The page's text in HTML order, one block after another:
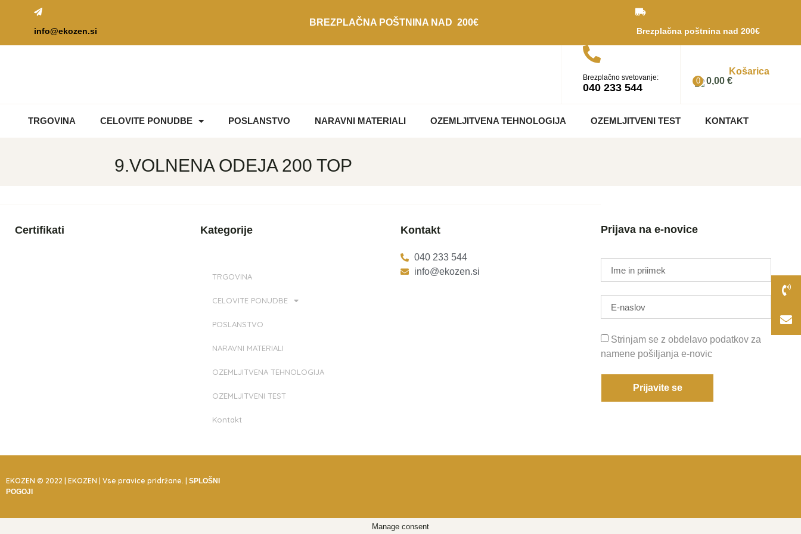
info@ekozen.si
BREZPLAČNA POŠTNINA NAD 200€
Brezplačna poštnina nad 200€
Brezplačno svetovanje:
040 233 544
Košarica
0 0,00€
TRGOVINA CELOVITE PONUDBE POSLANSTVO NARAVNI MATERIALI OZEMLJITVENA TEHNOLOGIJA OZEMLJITVENI TEST KONTAKT
9.VOLNENA ODEJA 200 TOP
Certifikati Kategorije
TRGOVINA
CELOVITE PONUDBE
POSLANSTVO
NARAVNI MATERIALI
OZEMLJITVENA TEHNOLOGIJA
OZEMLJITVENI TEST
Kontakt
Kontakt
040 233 544
info@ekozen.si
Prijava na e-novice
Strinjam se z obdelavo podatkov za
namene pošiljanja e-novic
Prijavite se
EKOZEN © 2022 | EKOZEN | Vse pravice pridržane. | SPLOŠNI
POGOJI
Manage consent